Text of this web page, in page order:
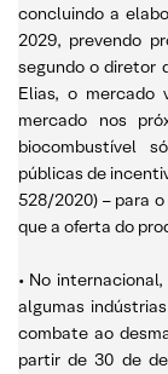
concluindo a
2029, prevendo
segundo o diretor
Elias, o mercado
mercado nos
biocombustível
públicas de
528/2020) – para
que a oferta do
• No
algumas
combate ao
partir de 30 de